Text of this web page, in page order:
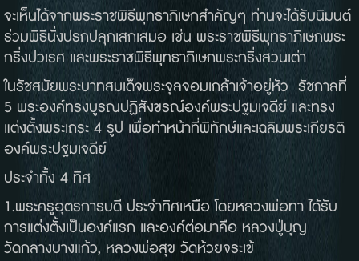
จะเห็นได้จากพระราชพิธีพุทธาภิเษกสำคัญๆ ท่านจะได้รับนิมนต์
ร่วมพิธีนั่งปรกปลุกเสกเสมอ เช่น พระราชพิธีพุทธาภิเษกพระ
กริ่งปวเรศ และพระราชพิธีพุทธาภิเษกพระกริ่งสวนเต่า
ในรัชสมัยพระบาทสมเด็จพระจุลจอมเกล้าเจ้าอยู่หัว รัชกาลที่
5 พระองค์ทรงบูรณปฏิสังขรณ์องค์พระปฐมเจดีย์ และทรง
แต่งตั้งพระเถระ 4 รูป เพื่อทำหน้าที่พิทักษ์และเฉลิมพระเกียรติ
องค์พระปฐมเจดีย์
ประจำทั้ง 4 ทิศ
1.พระครูอุตรการบดี ประจำทิศเหนือ โดยหลวงพ่อทา ได้รับ
การแต่งตั้งเป็นองค์แรก และองค์ต่อมาคือ หลวงปู่บุญ
วัดกลางบางแก้ว, หลวงพ่อสุข วัดห้วยจระเข้